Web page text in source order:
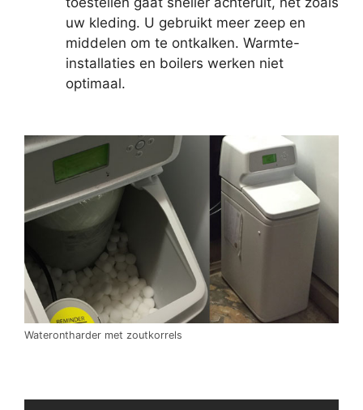
uw kleding. U gebruikt meer zeep en
middelen om te ontkalken. Warmte-
installaties en boilers werken niet
optimaal.
Waterontharder met zoutkorrels